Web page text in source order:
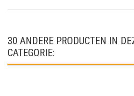
30 ANDERE PRODUCTEN IN
CATEGORIE: